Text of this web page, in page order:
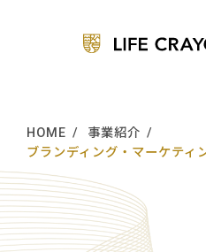
企業情報
HOME
事業紹介
ブランディング・マーケティ